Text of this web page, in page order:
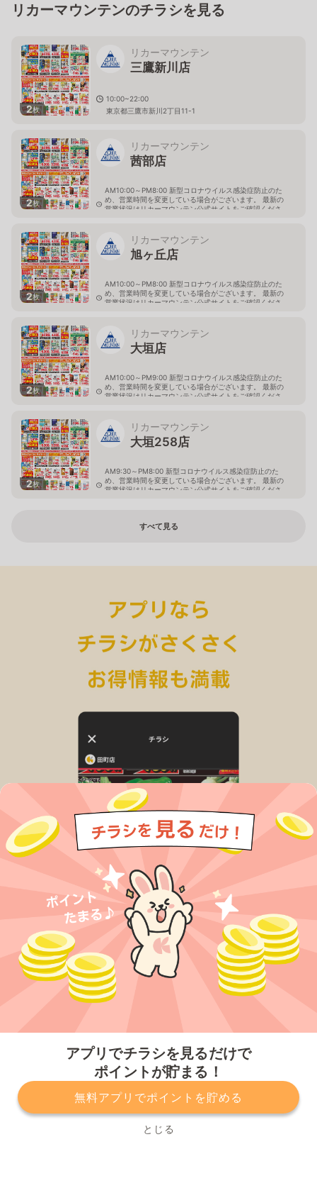
アプリでチラシを見るだけで
ポイントが貯まる！
無料アプリでポイントを貯める
とじる
リカーマウンテンのチラシを見る
2枚
リカーマウンテン
三鷹新川店
10:00~22:00
東京都三鷹市新川2丁目11-1
2枚
リカーマウンテン
茜部店
AM10:00～PM8:00 新型コロナウイルス感染症防止のた
め、営業時間を変更している場合がございます。 最新の
営業状況はリカーマウンテン公式サイトをご確認くださ
2枚
リカーマウンテン
旭ヶ丘店
AM10:00～PM8:00 新型コロナウイルス感染症防止のた
め、営業時間を変更している場合がございます。 最新の
営業状況はリカーマウンテン公式サイトをご確認くださ
2枚
リカーマウンテン
大垣店
AM10:00～PM9:00 新型コロナウイルス感染症防止のた
め、営業時間を変更している場合がございます。 最新の
営業状況はリカーマウンテン公式サイトをご確認くださ
2枚
リカーマウンテン
大垣258店
AM9:30～PM8:00 新型コロナウイルス感染症防止のた
め、営業時間を変更している場合がございます。 最新の
営業状況はリカーマウンテン公式サイトをご確認くださ
すべて見る
プライバシーポリシー 利用規約
運営会社
サービスに関してのお問い合わせ